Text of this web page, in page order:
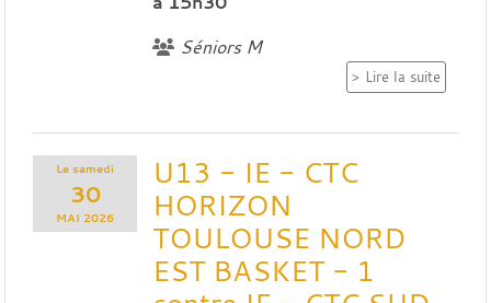
Séniors M
Lire la suite
Lesamedi
30
MAI 2026
U13 - IE - CTC
HORIZON
TOULOUSE NORD
EST BASKET - 1